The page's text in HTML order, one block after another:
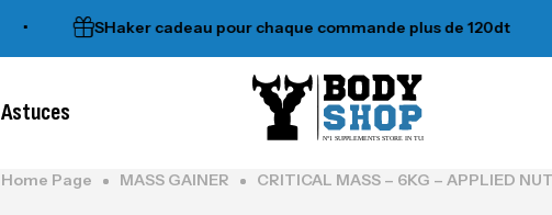
SHaker cadeau pour chaque commande plus de 120dt •
Astuces
N°1 SUPPLEMENTS STORE IN TUNISIA
Home Page MASS GAINER CRITICAL MASS – 6KG – APPLIED